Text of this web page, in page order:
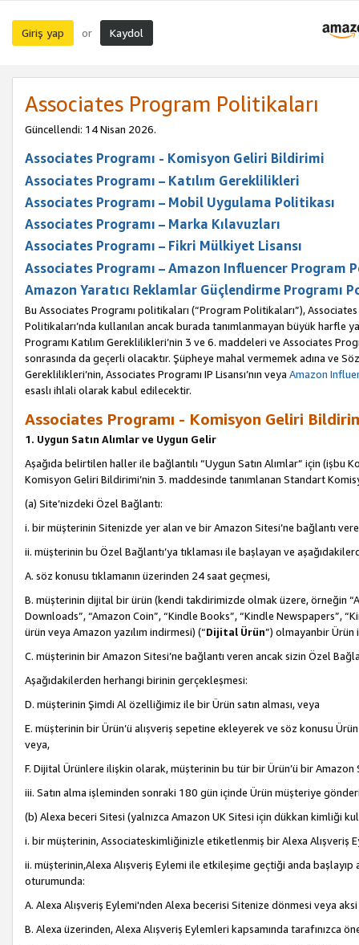
Giriş yap or Kaydol
Associates Program Politikaları
Güncellendi: 14 Nisan 2026.
Associates Programı - Komisyon Geliri Bildirimi
Associates Programı – Katılım Gereklilikleri
Associates Programı – Mobil Uygulama Politikası
Associates Programı – Marka Kılavuzları
Associates Programı – Fikri Mülkiyet Lisansı
Associates Programı – Amazon Influencer Program
Amazon Yaratıcı Reklamlar Güçlendirme Programı
Bu Associates Programı politikaları (“Program Politikaları”),
Politikaları’nda kullanılan ancak burada tanımlanmayan büyük harfle
Programı Katılım Gereklilikleri’nin 3 ve 6. maddeleri ve Associates
sonrasında da geçerli olacaktır. Şüpheye mahal vermemek adına ve
Gereklilikleri’nin, Associates Programı IP Lisansı’nın veya Amazon
esaslı ihlali olarak kabul edilecektir.
Associates Programı - Komisyon Geliri
1. Uygun Satın Alımlar ve Uygun Gelir
Aşağıda belirtilen haller ile bağlantılı “Uygun Satın Alımlar” için
Komisyon Geliri Bildirimi’nin 3. maddesinde tanımlanan Standart
(a) Site’nizdeki Özel Bağlantı:
i. bir müşterinin Sitenizde yer alan ve bir Amazon Sitesi’ne bağlantı
ii. müşterinin bu Özel Bağlantı’ya tıklaması ile başlayan ve
A. söz konusu tıklamanın üzerinden 24 saat geçmesi,
B. müşterinin dijital bir ürün (kendi takdirimizde olmak üzere, örneğin
Downloads”, “Amazon Coin”, “Kindle Books”, “Kindle Newspapers”,
ürün veya Amazon yazılım indirmesi) (“Dijital Ürün”) olmayanbir Ürün
C. müşterinin bir Amazon Sitesi’ne bağlantı veren ancak sizin Özel
Aşağıdakilerden herhangi birinin gerçekleşmesi:
D. müşterinin Şimdi Al özelliğimiz ile bir Ürün satın alması, veya
E. müşterinin bir Ürün’ü alışveriş sepetine ekleyerek ve söz konusu
veya,
F. Dijital Ürünlere ilişkin olarak, müşterinin bu tür bir Ürün’ü bir Amazon
iii. Satın alma işleminden sonraki 180 gün içinde Ürün müşteriye
(b) Alexa beceri Sitesi (yalnızca Amazon UK Sitesi için dükkan kimliği
i. bir müşterinin, Associateskimliğinizle etiketlenmiş bir Alexa Alışveriş
ii. müşterinin,Alexa Alışveriş Eylemi ile etkileşime geçtiği anda
oturumunda:
A. Alexa Alışveriş Eylemi'nden Alexa becerisi Sitenize dönmesi veya
B. Alexa üzerinden, Alexa Alışveriş Eylemleri kapsamında tarafınızca